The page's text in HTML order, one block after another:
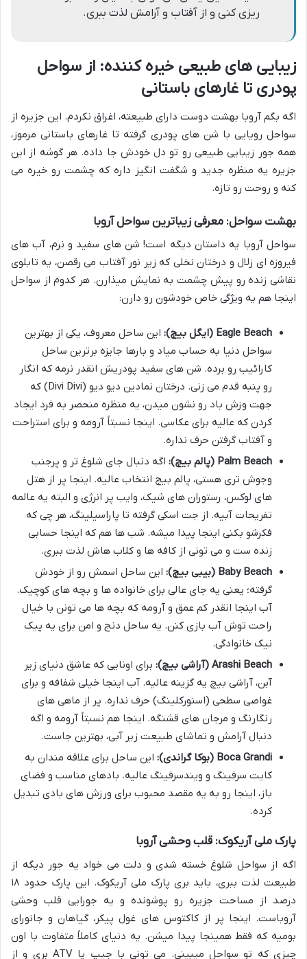
ریزی کنی و از آفتاب و آرامش لذت ببری.
زیبایی های طبیعی خیره کننده: از سواحل
پودری تا غارهای باستانی
اگه بگم آروبا بهشت دوست دارای طبیعته، اغراق نکردم. این جزیره از
سواحل رویایی با شن های پودری گرفته تا غارهای باستانی مرموز،
همه جور زیبایی طبیعی رو تو دل خودش جا داده. هر گوشه از این
جزیره یه منظره جدید و شگفت انگیز داره که چشمت رو خیره می
کنه و روحت رو تازه.
بهشت سواحل: معرفی زیباترین سواحل آروبا
سواحل آروبا یه داستان دیگه است! شن های سفید و نرم، آب های
فیروزه ای زلال و درختان نخلی که زیر نور آفتاب می رقصن، یه تابلوی
نقاشی زنده رو پیش چشمت به نمایش میذارن. هر کدوم از سواحل
اینجا هم یه ویژگی خاص خودشون رو دارن:
Eagle Beach (ایگل بیچ):
این ساحل معروف، یکی از بهترین
سواحل دنیا به حساب میاد و بارها جایزه برترین ساحل
کارائیب رو برده. شن های سفید پودریش انقدر نرمه که انگار
رو پنبه قدم می زنی. درختان نمادین دیو دیو (Divi Divi) که
جهت وزش باد رو نشون میدن، یه منظره منحصر به فرد ایجاد
کردن که عالیه برای عکاسی. اینجا نسبتاً آرومه و برای استراحت
و آفتاب گرفتن حرف نداره.
Palm Beach (پالم بیچ):
اگه دنبال جای شلوغ تر و پرجنب
وجوش تری هستی، پالم بیچ انتخاب عالیه. اینجا پر از هتل
های لوکس، رستوران های شیک، وایب پر انرژی و البته یه عالمه
تفریحات آبیه. از جت اسکی گرفته تا پاراسیلینگ، هر چی که
فکرشو بکنی اینجا پیدا میشه. شب ها هم که اینجا حسابی
زنده ست و می تونی از کافه ها و کلاب هاش لذت ببری.
Baby Beach (بیبی بیچ):
این ساحل اسمش رو از خودش
گرفته؛ یعنی یه جای عالی برای خانواده ها و بچه های کوچیک.
آب اینجا انقدر کم عمق و آرومه که بچه ها می تونن با خیال
راحت توش آب بازی کنن. یه ساحل دنج و امن برای یه پیک
نیک خانوادگی.
Arashi Beach (آراشی بیچ):
برای اونایی که عاشق دنیای زیر
آبن، آراشی بیچ یه گزینه عالیه. آب اینجا خیلی شفافه و برای
غواصی سطحی (اسنورکلینگ) حرف نداره. پر از ماهی های
رنگارنگ و مرجان های قشنگه. اینجا هم نسبتاً آرومه و اگه
دنبال آرامش و تماشای طبیعت زیر آبی، بهترین جاست.
Boca Grandi (بوکا گراندی):
این ساحل برای علاقه مندان به
کایت سرفینگ و ویندسرفینگ عالیه. بادهای مناسب و فضای
باز، اینجا رو به یه مقصد محبوب برای ورزش های بادی تبدیل
کرده.
پارک ملی آریکوک: قلب وحشی آروبا
اگه از سواحل شلوغ خسته شدی و دلت می خواد یه جور دیگه از
طبیعت لذت ببری، باید بری پارک ملی آریکوک. این پارک حدود ۱۸
درصد از مساحت جزیره رو پوشونده و یه جورایی قلب وحشی
آروباست. اینجا پر از کاکتوس های غول پیکر، گیاهان و جانورای
بومیه که فقط همینجا پیدا میشن. یه دنیای کاملاً متفاوت با اون
چیزی که تو سواحل میبینی. می تونی با جیپ یا ATV بری و از